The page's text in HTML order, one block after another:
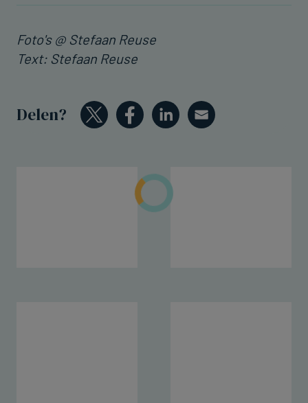
Foto's @ Stefaan Reuse
Text: Stefaan Reuse
Delen?